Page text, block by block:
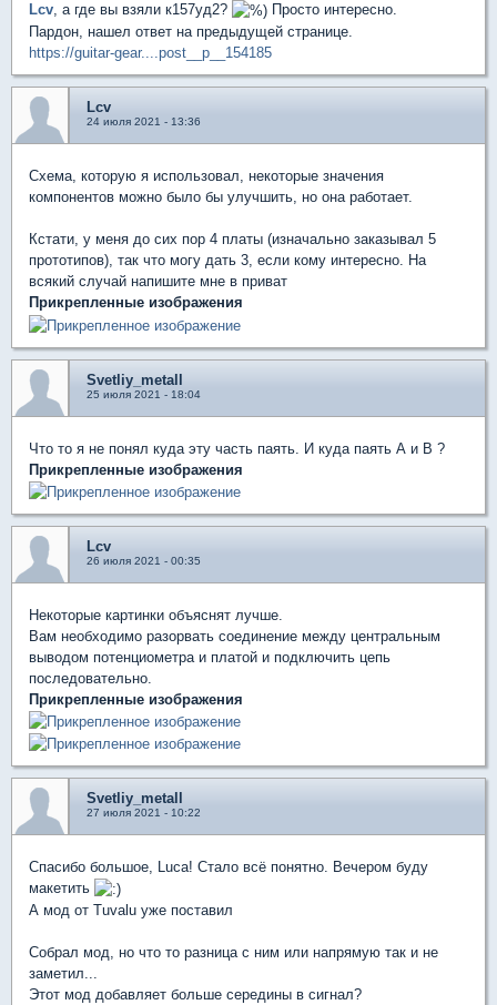
Lcv, а где вы взяли к157уд2?
Просто интересно.
Пардон, нашел ответ на предыдущей странице.
https://guitar-gear....post__p__154185
Lcv
24 июля 2021 - 13:36
Схема, которую я использовал, некоторые значения
компонентов можно было бы улучшить, но она работает.
Кстати, у меня до сих пор 4 платы (изначально заказывал 5
прототипов), так что могу дать 3, если кому интересно. На
всякий случай напишите мне в приват
Прикрепленные изображения
Svetliy_metall
25 июля 2021 - 18:04
Что то я не понял куда эту часть паять. И куда паять A и B ?
Прикрепленные изображения
Lcv
26 июля 2021 - 00:35
Некоторые картинки объяснят лучше.
Вам необходимо разорвать соединение между центральным
выводом потенциометра и платой и подключить цепь
последовательно.
Прикрепленные изображения
Svetliy_metall
27 июля 2021 - 10:22
Спасибо большое, Luca! Стало всё понятно. Вечером буду
макетить
А мод от Tuvalu уже поставил
Собрал мод, но что то разница с ним или напрямую так и не
заметил...
Этот мод добавляет больше середины в сигнал?